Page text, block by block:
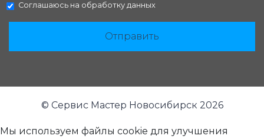
Соглашаюсь на обработку данных
Отправить
© Сервис Мастер Новосибирск 2026
Мы используем файлы cookie для улучшения